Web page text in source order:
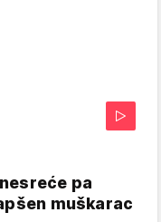
pa
muškarac